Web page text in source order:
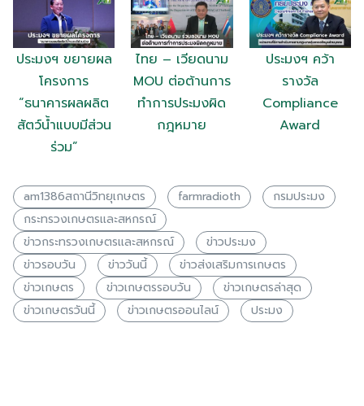
ประมงฯ ขยายผล
โครงการ
“ธนาคารผลผลิต
สัตว์น้ำแบบมีส่วน
ร่วม”
ไทย – เวียดนาม
MOU ต่อต้านการ
ทำการประมงผิด
กฎหมาย
ประมงฯ คว้า
รางวัล
Compliance
Award
am1386สถานีวิทยุเกษตร farmradioth
กรมประมง
กระทรวงเกษตรเเละสหกรณ์
ข่าวกระทรวงเกษตรเเละสหกรณ์
ข่าวประมง
ข่าวรอบวัน
ข่าววันนี้
ข่าวส่งเสริมการเกษตร
ข่าวเกษตร
ข่าวเกษตรรอบวัน
ข่าวเกษตรล่าสุด
ข่าวเกษตรวันนี้
ข่าวเกษตรออนไลน์ ประมง